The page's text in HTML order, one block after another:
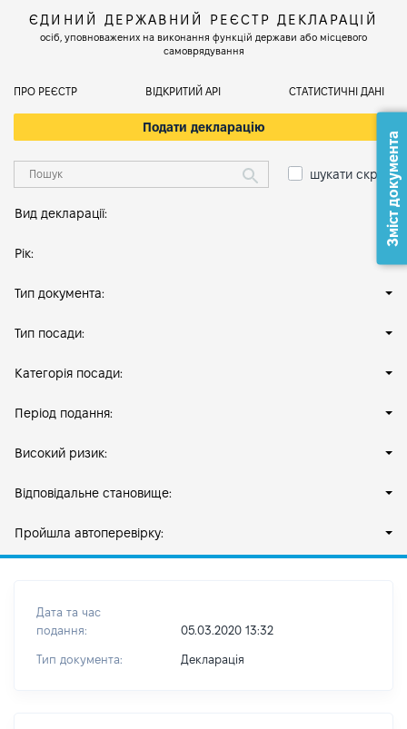
ЄДИНИЙ ДЕРЖАВНИЙ РЕЄСТР ДЕКЛАРАЦІЙ
осіб, уповноважених на виконання функцій держави або місцевого
самоврядування
ПРО РЕЄСТР ВІДКРИТИЙ АРІ СТАТИСТИЧНІ ДАНІ
Подати декларацію
шукати скрізь
Вид декларації:
Рік:
Тип документа:
Тип посади:
Категорія посади:
Період подання:
Високий ризик:
Відповідальне становище:
Пройшла автоперевірку:
Дата та час
подання:
05.03.2020 13:32
Тип документа: Декларація
Зміст документа